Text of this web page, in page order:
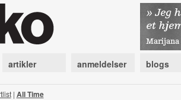
artikler anmeldelser blogs
| All Time